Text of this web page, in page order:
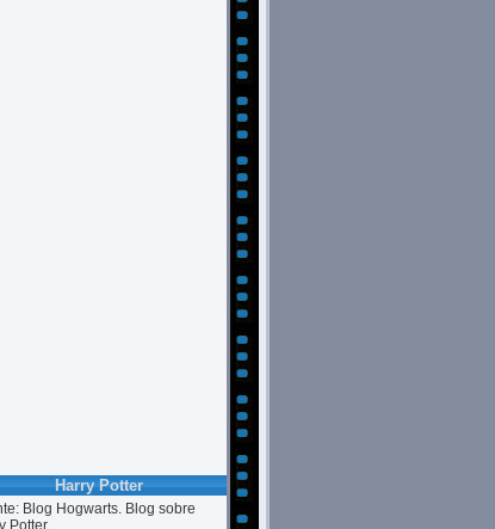
Harry Potter
Blog Hogwarts. Blog sobre
Potter.